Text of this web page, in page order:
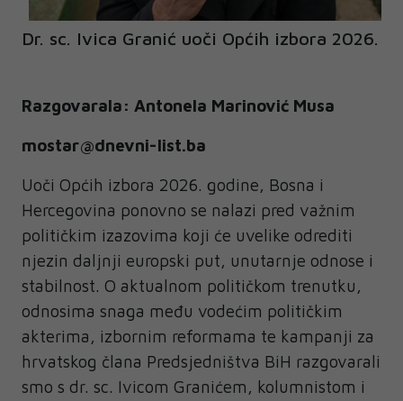
Dr. sc. Ivica Granić uoči Općih izbora 2026.
Razgovarala: Antonela Marinović Musa
mostar@dnevni-list.ba
Uoči Općih izbora 2026. godine, Bosna i
Hercegovina ponovno se nalazi pred važnim
političkim izazovima koji će uvelike odrediti
njezin daljnji europski put, unutarnje odnose i
stabilnost. O aktualnom političkom trenutku,
odnosima snaga među vodećim političkim
akterima, izbornim reformama te kampanji za
hrvatskog člana Predsjedništva BiH razgovarali
smo s dr. sc. Ivicom Granićem, kolumnistom i